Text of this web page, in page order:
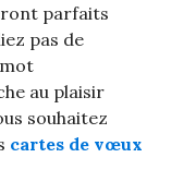
parfaits
pas de
au plaisir
souhaitez
cartes de vœux